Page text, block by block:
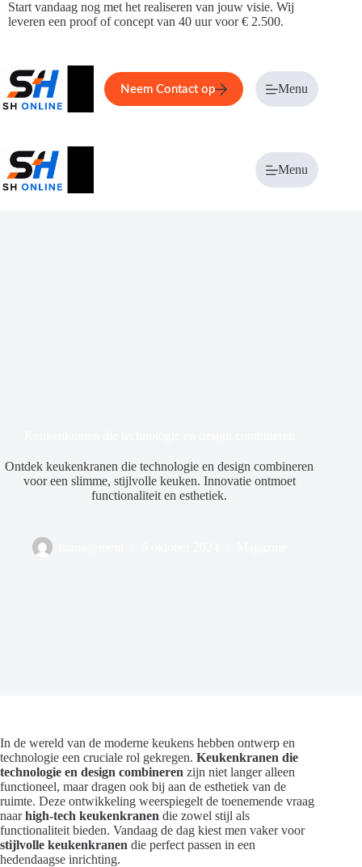
Ga
naar
Start vandaag nog met het realiseren van jouw visie. Wij
leveren een proof of concept van 40 uur voor € 2.500.
Home Service Over ons
Neem Contact op Menu
Menu
Ontdek keukenkranen die technologie en design combineren
voor een slimme, stijlvolle keuken. Innovatie ontmoet
functionaliteit en esthetiek.
In de wereld van de moderne keukens hebben ontwerp en
technologie een cruciale rol gekregen. Keukenkranen die
technologie en design combineren zijn niet langer alleen
functioneel, maar dragen ook bij aan de esthetiek van de
ruimte. Deze ontwikkeling weerspiegelt de toenemende vraag
naarhigh-tech keukenkranen die zowel stijl als
functionaliteit bieden. Vandaag de dag kiest men vaker voor
stijlvolle keukenkranen die perfect passen in een
hedendaagse inrichting.